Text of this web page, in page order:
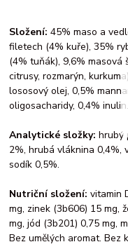
Složení: 45% maso a
filetech (4% kuře), 35%
(4% tuňák), 9,6% masová
citrusy, rozmarýn,
lososový olej, 0,5%
oligosacharidy, 0,4% inulin.
Analytické složky: hrubý
2%, hrubá vláknina 0,4%,
sodík 0,5%.
Nutriční složení: vitamin
mg, zinek (3b606) 15 mg,
mg, jód (3b201) 0,75 mg,
Bez umělých aromat. Bez